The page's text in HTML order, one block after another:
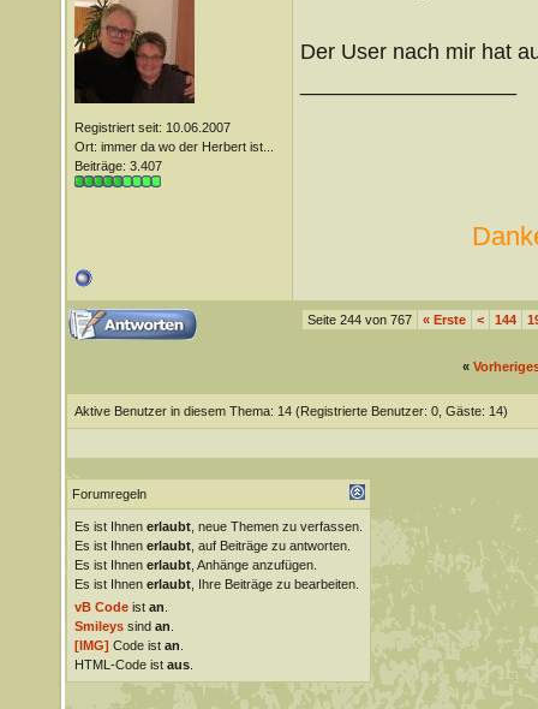
Registriert seit: 10.06.2007
Ort: immer da wo der Herbert ist...
Beiträge: 3.407
Der User nach mir hat
Seite 244 von 767 «Erste < 144
«
Aktive Benutzer in diesem Thema: 14 (Registrierte Benutzer: 0, Gäste: 14)
Forumregeln
Es ist Ihnen erlaubt, neue Themen zu verfassen.
Es ist Ihnen erlaubt, auf Beiträge zu antworten.
Es ist Ihnen erlaubt, Anhänge anzufügen.
Es ist Ihnen erlaubt, Ihre Beiträge zu bearbeiten.
vB Codeist an
Smileyssind an
[IMG] Code ist an
HTML-Code ist aus.